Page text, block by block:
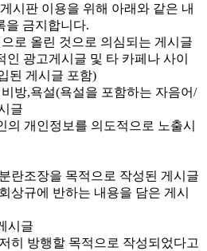
시판 이용을 위해 아래와 같은 내
을 금지합니다.
로 올린 것으로 의심되는 게시글
광고게시글 및 타 카페나 사이
된 게시글 포함)
방,욕설(욕설을 포함하는 자음어/
글
의 개인정보를 의도적으로 노출시
란조장을 목적으로 작성된 게시글
상규에 반하는 내용을 담은 게시
시글
히 방행할 목적으로 작성되었다고